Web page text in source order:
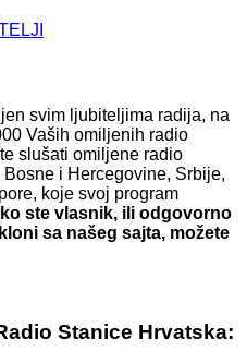
svim ljubiteljima radija, na
Vaših omiljenih radio
slušati omiljene radio
i Hercegovine, Srbije,
koje svoj program
ste vlasnik, ili odgovorno
sa našeg sajta, možete
Stanice Hrvatska: